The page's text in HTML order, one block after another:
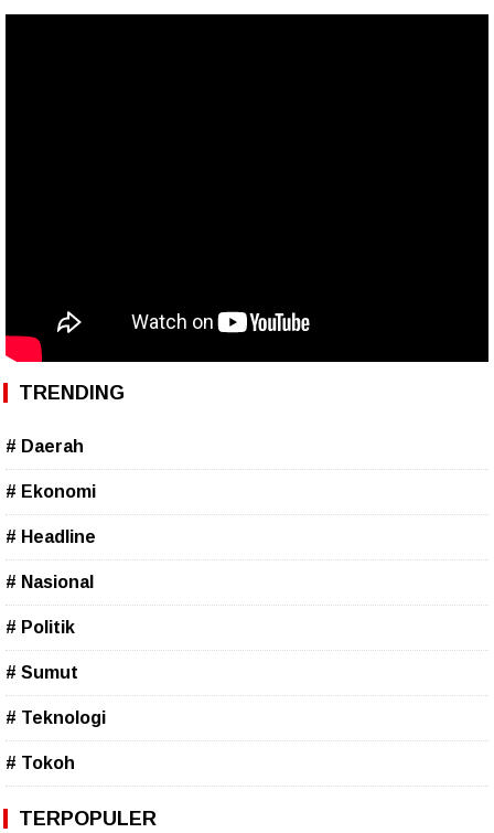
TRENDING
# Daerah
# Ekonomi
# Headline
# Nasional
# Politik
# Sumut
# Teknologi
# Tokoh
TERPOPULER